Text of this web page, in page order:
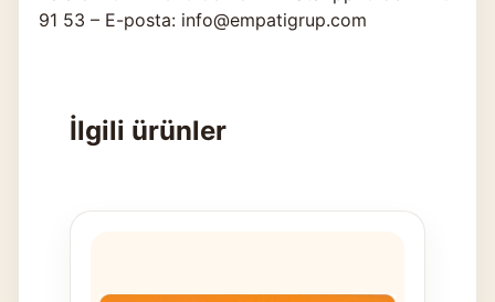
91 53 – E-posta: info@empatigrup.com
İlgili ürünler